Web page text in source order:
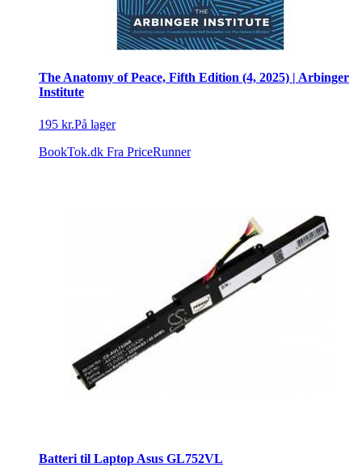
The Anatomy of Peace, Fifth Edition (4, 2025) | Arbinger
Institute
195 kr.På lager
BookTok.dk Fra PriceRunner
Batteri til Laptop Asus GL752VL